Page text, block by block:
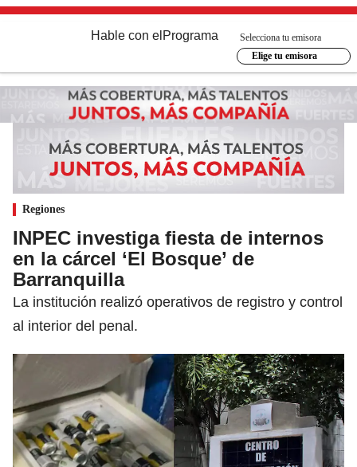
Hable con el Programa
Selecciona tu emisora
Elige tu emisora
Regiones
INPEC investiga fiesta de internos
en la cárcel ‘El Bosque’ de
Barranquilla
La institución realizó operativos de registro y control
al interior del penal.